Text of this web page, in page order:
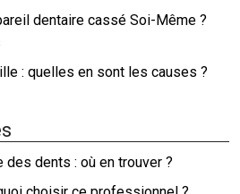
dentaire cassé Soi-Même ?
: quelles en sont les causes ?
dents : où en trouver ?